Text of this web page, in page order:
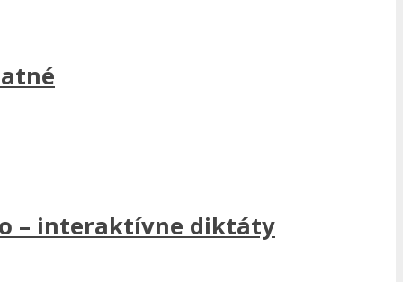
– interaktívne diktáty